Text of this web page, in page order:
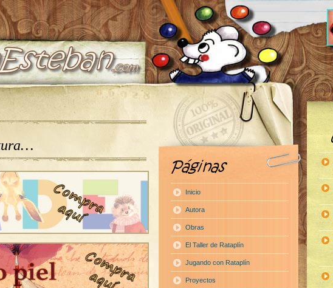
Inicio
Autora
Obras
El Taller de Rataplín
Jugando con Rataplín
Proyectos